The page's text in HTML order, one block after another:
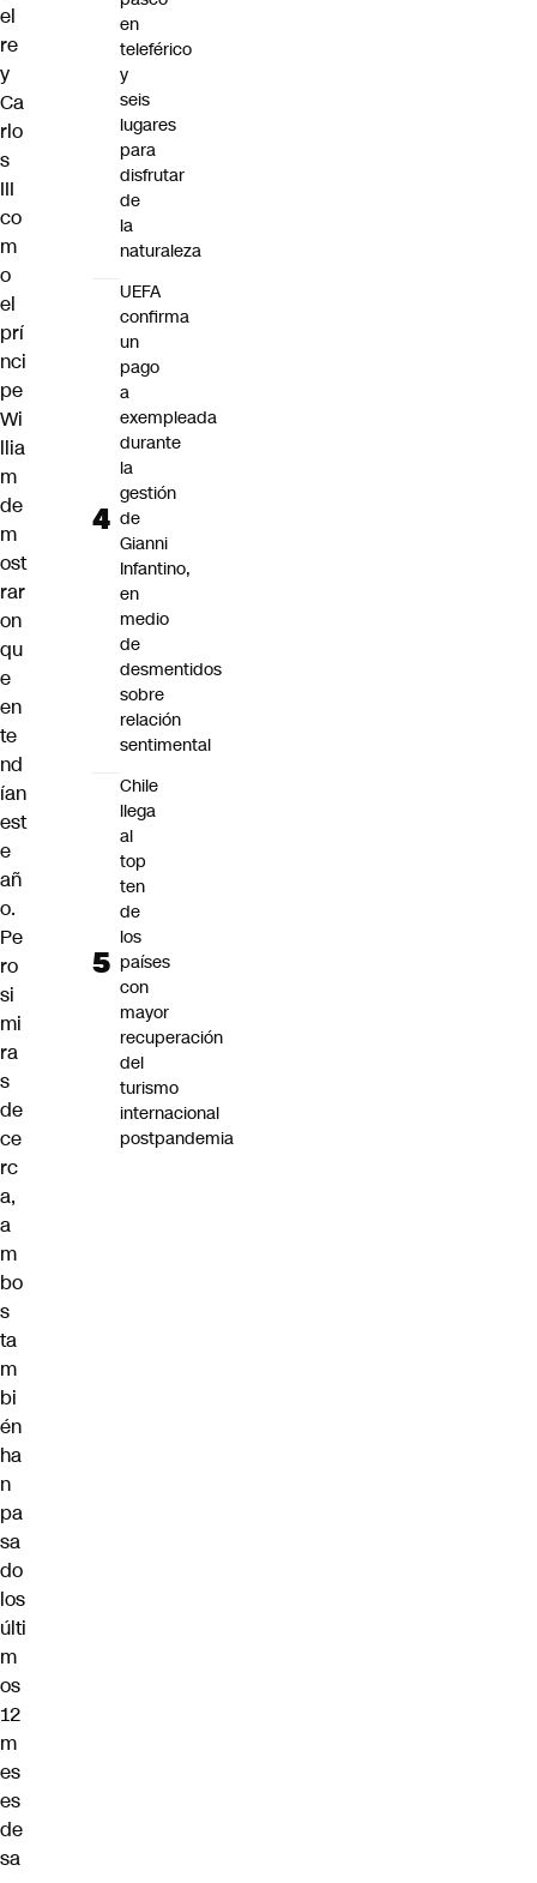
el
re
y
Ca
rlo
s
III
co
m
o
el
prí
nci
pe
Wi
llia
m
de
m
ost
rar
on
qu
e
en
te
nd
ían
est
e
añ
o.
Pe
ro
si
mi
ra
s
de
ce
rc
a,
a
m
bo
s
ta
m
bi
én
ha
n
pa
sa
do
los
últi
m
os
12
m
es
es
de
sa
en
teleférico
y
seis
lugares
para
disfrutar
de
la
naturaleza
UEFA
confirma
un
pago
a
exempleada
durante
la
gestión
de
Gianni
Infantino,
en
medio
de
desmentidos
sobre
relación
sentimental
Chile
llega
al
top
ten
de
los
países
con
mayor
recuperación
del
turismo
internacional
postpandemia